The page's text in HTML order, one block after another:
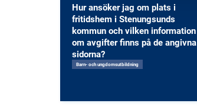
Hur ansöker jag om plats i
fritidshem i Stenungsunds
kommun och vilken information
om avgifter finns på de angivna
sidorna?
Barn- och ungdomsutbildning